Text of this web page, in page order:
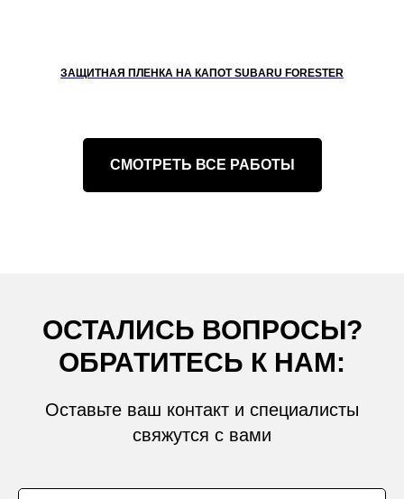
ЗАЩИТНАЯ ПЛЕНКА НА КАПОТ SUBARU FORESTER
СМОТРЕТЬ ВСЕ РАБОТЫ
ОСТАЛИСЬ ВОПРОСЫ?
ОБРАТИТЕСЬ К НАМ:
Оставьте ваш контакт и специалисты
свяжутся с вами